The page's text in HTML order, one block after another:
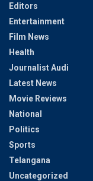
Editors
Entertainment
Film News
Health
Journalist Audi
Latest News
Movie Reviews
National
Politics
Sports
Telangana
Uncategorized